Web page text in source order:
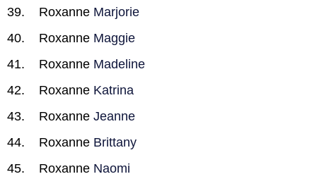
Roxanne Marjorie
Roxanne Maggie
Roxanne Madeline
Roxanne Katrina
Roxanne Jeanne
Roxanne Brittany
Roxanne Naomi